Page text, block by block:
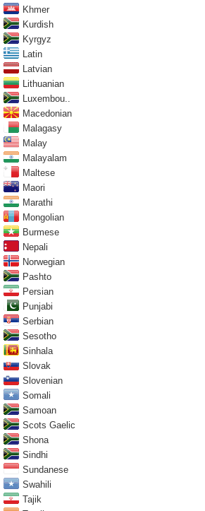
Khmer
Kurdish
Kyrgyz
Latin
Latvian
Lithuanian
Luxembou..
Macedonian
Malagasy
Malay
Malayalam
Maltese
Maori
Marathi
Mongolian
Burmese
Nepali
Norwegian
Pashto
Persian
Punjabi
Serbian
Sesotho
Sinhala
Slovak
Slovenian
Somali
Samoan
Scots Gaelic
Shona
Sindhi
Sundanese
Swahili
Tajik